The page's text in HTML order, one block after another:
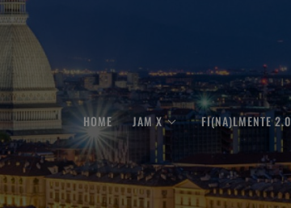
HOME JAM X FI(NA)LMENTE 2.0